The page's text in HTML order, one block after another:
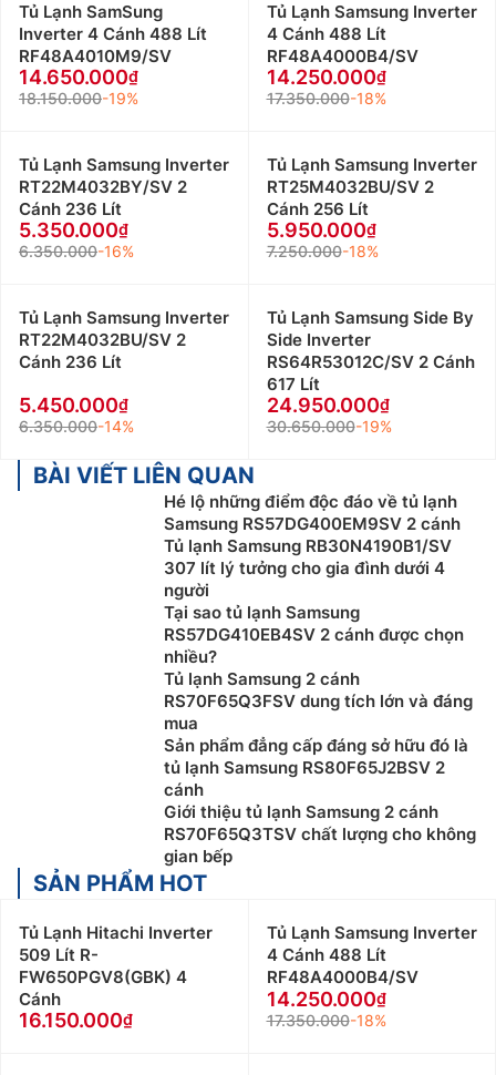
Tủ Lạnh SamSung
Inverter 4 Cánh 488 Lít
RF48A4010M9/SV
14.650.000
18.150.000-19%
Tủ Lạnh Samsung Inverter
4 Cánh 488 Lít
RF48A4000B4/SV
14.250.000
17.350.000-18%
Tủ Lạnh Samsung Inverter
RT22M4032BY/SV 2
Cánh 236 Lít
5.350.000
6.350.000-16%
Tủ Lạnh Samsung Inverter
RT25M4032BU/SV 2
Cánh 256 Lít
5.950.000
7.250.000-18%
Tủ Lạnh Samsung Inverter
RT22M4032BU/SV 2
Cánh 236 Lít
5.450.000
6.350.000-14%
Tủ Lạnh Samsung Side By
Side Inverter
RS64R53012C/SV 2 Cánh
617 Lít
24.950.000
30.650.000-19%
BÀI VIẾT LIÊN QUAN
Hé lộ những điểm độc đáo về tủ lạnh
Samsung RS57DG400EM9SV 2 cánh
Tủ lạnh Samsung RB30N4190B1/SV
307 lít lý tưởng cho gia đình dưới 4
người
Tại sao tủ lạnh Samsung
RS57DG410EB4SV 2 cánh được chọn
nhiều?
Tủ lạnh Samsung 2 cánh
RS70F65Q3FSV dung tích lớn và đáng
mua
Sản phẩm đẳng cấp đáng sở hữu đó là
tủ lạnh Samsung RS80F65J2BSV 2
cánh
Giới thiệu tủ lạnh Samsung 2 cánh
RS70F65Q3TSV chất lượng cho không
gian bếp
SẢN PHẨM HOT
Tủ Lạnh Hitachi Inverter
509 Lít R-
FW650PGV8(GBK) 4
Cánh
16.150.000
Tủ Lạnh Samsung Inverter
4 Cánh 488 Lít
RF48A4000B4/SV
14.250.000
17.350.000-18%